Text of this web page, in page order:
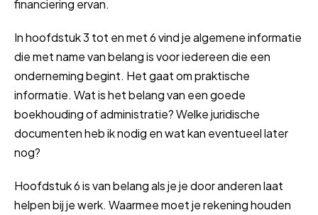
financiering ervan.
In hoofdstuk 3 tot en met 6 vind je algemene informatie
die met name van belang is voor iedereen die een
onderneming begint. Het gaat om praktische
informatie. Wat is het belang van een goede
boekhouding of administratie? Welke juridische
documenten heb ik nodig en wat kan eventueel later
nog?
Hoofdstuk 6 is van belang als je je door anderen laat
helpen bij je werk. Waarmee moet je rekening houden